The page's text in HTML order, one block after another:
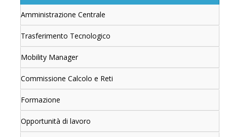
Amministrazione Centrale
Trasferimento Tecnologico
Mobility Manager
Commissione Calcolo e Reti
Formazione
Opportunità di lavoro